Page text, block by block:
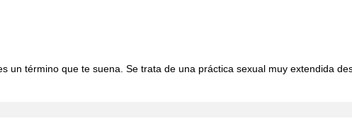
un término que te suena. Se trata de una práctica sexual muy extendida